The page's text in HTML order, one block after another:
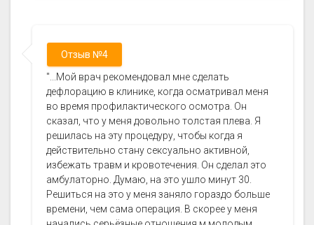
Отзыв №4
"...Мой врач рекомендовал мне сделать
дефлорацию в клинике, когда осматривал меня
во время профилактического осмотра. Он
сказал, что у меня довольно толстая плева. Я
решилась на эту процедуру, чтобы когда я
действительно стану сексуально активной,
избежать травм и кровотечения. Он сделал это
амбулаторно. Думаю, на это ушло минут 30.
Решиться на это у меня заняло гораздо больше
времени, чем сама операция. В скорее у меня